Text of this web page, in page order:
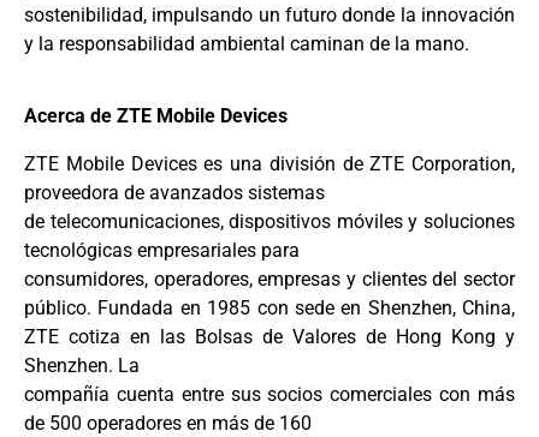
sostenibilidad, impulsando un futuro donde la innovación
y la responsabilidad ambiental caminan de la mano.
Acerca de ZTE Mobile Devices
ZTE Mobile Devices es una división de ZTE Corporation,
proveedora de avanzados sistemas
de telecomunicaciones, dispositivos móviles y soluciones
tecnológicas empresariales para
consumidores, operadores, empresas y clientes del sector
público. Fundada en 1985 con sede en Shenzhen, China,
ZTE cotiza en las Bolsas de Valores de Hong Kong y
Shenzhen. La
compañía cuenta entre sus socios comerciales con más
de 500 operadores en más de 160